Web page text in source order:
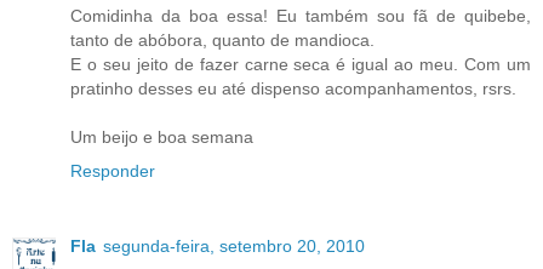
Comidinha da boa essa! Eu também sou fã de quibebe,
tanto de abóbora, quanto de mandioca.
E o seu jeito de fazer carne seca é igual ao meu. Com um
pratinho desses eu até dispenso acompanhamentos, rsrs.
Um beijo e boa semana
Responder
Fla segunda-feira, setembro 20, 2010